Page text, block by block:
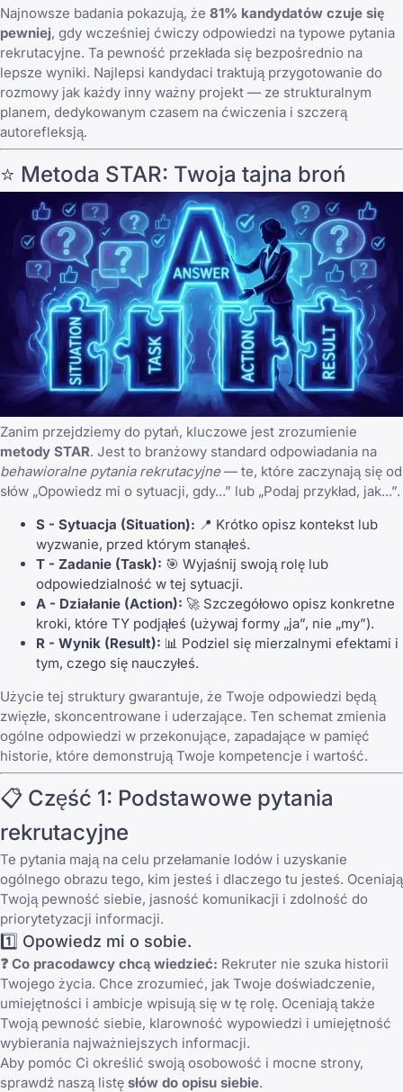
Najnowsze badania pokazują, że 81% kandydatów czuje się
pewniej, gdy wcześniej ćwiczy odpowiedzi na typowe pytania
rekrutacyjne. Ta pewność przekłada się bezpośrednio na
lepsze wyniki. Najlepsi kandydaci traktują przygotowanie do
rozmowy jak każdy inny ważny projekt — ze strukturalnym
planem, dedykowanym czasem na ćwiczenia i szczerą
autorefleksją.
⭐ Metoda STAR: Twoja tajna broń
Zanim przejdziemy do pytań, kluczowe jest zrozumienie
metody STAR. Jest to branżowy standard odpowiadania na
behawioralne pytania rekrutacyjne— te, które zaczynają się od
słów „Opowiedz mi o sytuacji, gdy...” lub „Podaj przykład, jak...”.
S - Sytuacja (Situation): 📍 Krótko opisz kontekst lub
wyzwanie, przed którym stanąłeś.
T - Zadanie (Task): 🎯 Wyjaśnij swoją rolę lub
odpowiedzialność w tej sytuacji.
A - Działanie (Action): 🚀 Szczegółowo opisz konkretne
kroki, które TY podjąłeś (używaj formy „ja”, nie „my”).
R - Wynik (Result): 📊 Podziel się mierzalnymi efektami i
tym, czego się nauczyłeś.
Użycie tej struktury gwarantuje, że Twoje odpowiedzi będą
zwięzłe, skoncentrowane i uderzające. Ten schemat zmienia
ogólne odpowiedzi w przekonujące, zapadające w pamięć
historie, które demonstrują Twoje kompetencje i wartość.
📋 Część 1: Podstawowe pytania
rekrutacyjne
Te pytania mają na celu przełamanie lodów i uzyskanie
ogólnego obrazu tego, kim jesteś i dlaczego tu jesteś. Oceniają
Twoją pewność siebie, jasność komunikacji i zdolność do
priorytetyzacji informacji.
1️⃣ Opowiedz mi o sobie.
❓ Co pracodawcy chcą wiedzieć: Rekruter nie szuka historii
Twojego życia. Chce zrozumieć, jak Twoje doświadczenie,
umiejętności i ambicje wpisują się w tę rolę. Oceniają także
Twoją pewność siebie, klarowność wypowiedzi i umiejętność
wybierania najważniejszych informacji.
Aby pomóc Ci określić swoją osobowość i mocne strony,
sprawdź naszą listę słów do opisu siebie.